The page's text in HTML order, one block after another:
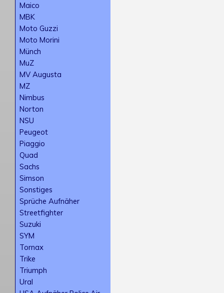
Maico
MBK
Moto Guzzi
Moto Morini
Münch
MuZ
MV Augusta
MZ
Nimbus
Norton
NSU
Peugeot
Piaggio
Quad
Sachs
Simson
Sonstiges
Sprüche Aufnäher
Streetfighter
Suzuki
SYM
Tornax
Trike
Triumph
Ural